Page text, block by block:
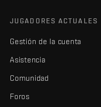
JUGADORES ACTUALES
Gestión de la cuenta
Asistencia
Comunidad
Foros